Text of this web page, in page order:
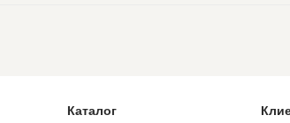
Каталог